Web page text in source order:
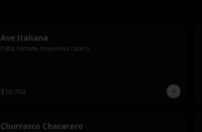
Ave Italiana
Palta, tomate, mayonesa casera.
$10.700
Churrasco Chacarero